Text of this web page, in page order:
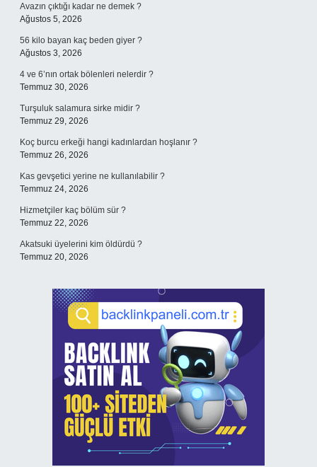
Avazın çıktığı kadar ne demek ?
Ağustos 5, 2026
56 kilo bayan kaç beden giyer ?
Ağustos 3, 2026
4 ve 6’nın ortak bölenleri nelerdir ?
Temmuz 30, 2026
Turşuluk salamura sirke midir ?
Temmuz 29, 2026
Koç burcu erkeği hangi kadınlardan hoşlanır ?
Temmuz 26, 2026
Kas gevşetici yerine ne kullanılabilir ?
Temmuz 24, 2026
Hizmetçiler kaç bölüm sür ?
Temmuz 22, 2026
Akatsuki üyelerini kim öldürdü ?
Temmuz 20, 2026